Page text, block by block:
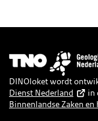
Afbeelding
DINOloket wordt
Dienst Nederland
in
Binnenlandse Zaken